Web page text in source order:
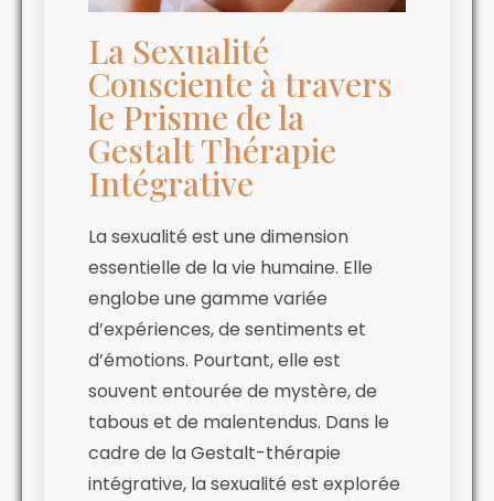
La Sexualité
Consciente à travers
le Prisme de la
Gestalt Thérapie
Intégrative
La sexualité est une dimension
essentielle de la vie humaine. Elle
englobe une gamme variée
d’expériences, de sentiments et
d’émotions. Pourtant, elle est
souvent entourée de mystère, de
tabous et de malentendus. Dans le
cadre de la Gestalt-thérapie
intégrative, la sexualité est explorée